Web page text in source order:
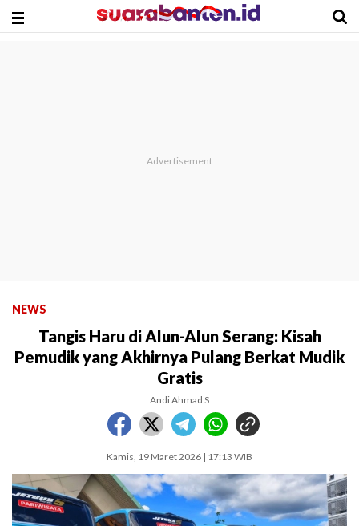
NEWS
Tangis Haru di Alun-Alun Serang: Kisah
Pemudik yang Akhirnya Pulang Berkat Mudik
Gratis
Andi Ahmad S
Kamis, 19 Maret 2026 | 17:13 WIB